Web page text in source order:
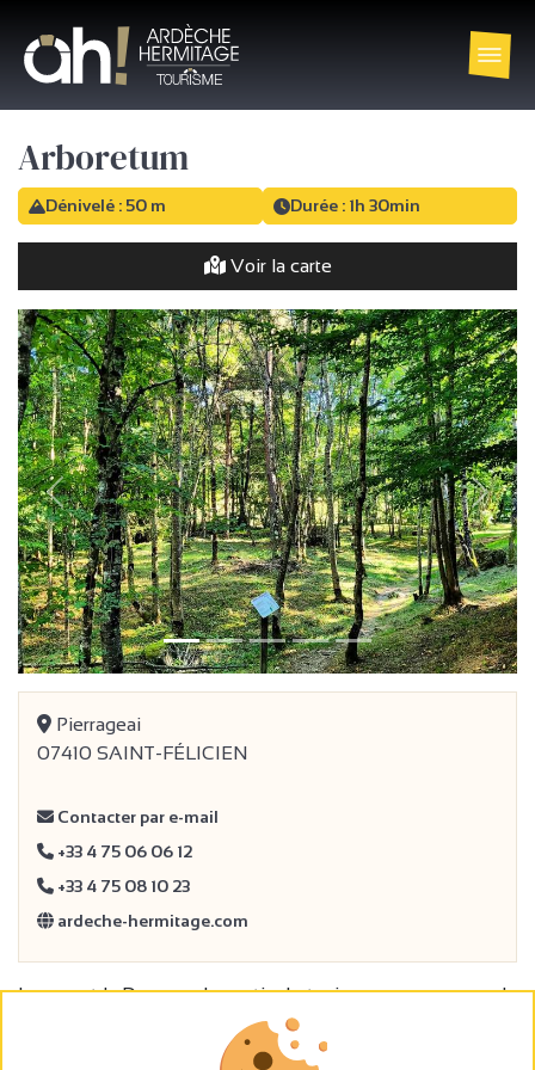
Arboretum
Dénivelé : 50 m Durée : 1h 30min
Voir la carte
précédent
Pierrageai
07410 SAINT-FÉLICIEN
Contacter par e-mail
+33 4 75 06 06 12
+33 4 75 08 10 23
ardeche-hermitage.com
Longeant la Daronne, le sentier botanique vous propose de
découvrir et d'observer de nombreuses plantes et arbres
de la région. Il est équipé d'écriteaux d'identification. C'est